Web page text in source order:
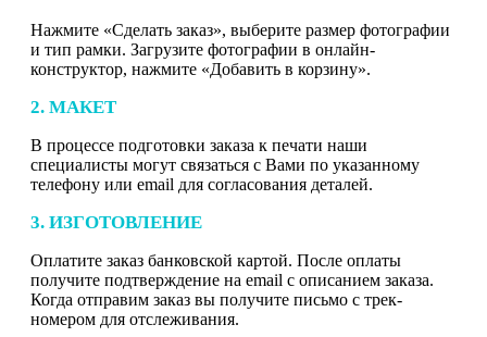
Нажмите «Сделать заказ», выберите размер фотографии
и тип рамки. Загрузите фотографии в онлайн-
конструктор, нажмите «Добавить в корзину».
2. МАКЕТ
В процессе подготовки заказа к печати наши
специалисты могут связаться с Вами по указанному
телефону или email для согласования деталей.
3. ИЗГОТОВЛЕНИЕ
Оплатите заказ банковской картой. После оплаты
получите подтверждение на email с описанием заказа.
Когда отправим заказ вы получите письмо с трек-
номером для отслеживания.